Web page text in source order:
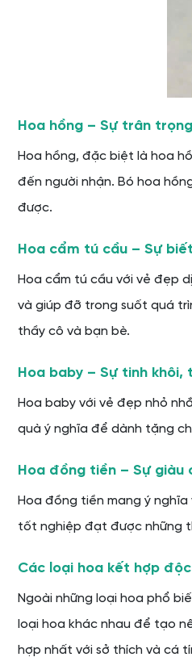
Hoa hồng – Sự trân
Hoa hồng, đặc biệt là hoa
đến người nhận. Bó hoa
được.
Hoa cẩm tú cầu – Sự
Hoa cẩm tú cầu với vẻ đẹp
và giúp đỡ trong suốt quá
thầy cô và bạn bè.
Hoa baby – Sự tinh khôi,
Hoa baby với vẻ đẹp nhỏ
quà ý nghĩa để dành tặng
Hoa đồng tiền – Sự giàu
Hoa đồng tiền mang ý
tốt nghiệp đạt được những
Các loại hoa kết hợp
Ngoài những loại hoa phổ
loại hoa khác nhau để tạo
hợp nhất với sở thích và cá